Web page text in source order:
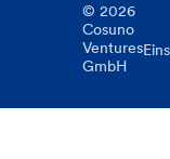
© 2026
Cosuno
Ventures
GmbH